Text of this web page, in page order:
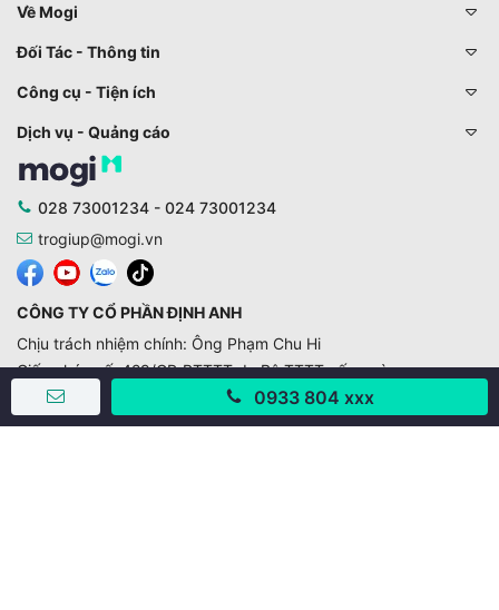
0933 804 xxx
Về Mogi
Đối Tác - Thông tin
Công cụ - Tiện ích
Dịch vụ - Quảng cáo
028 73001234 - 024 73001234
trogiup@mogi.vn
CÔNG TY CỔ PHẦN ĐỊNH ANH
Chịu trách nhiệm chính: Ông Phạm Chu Hi
Giấy phép số: 429/GP-BTTTT do Bộ TTTT cấp ngày
11/10/2019
Trụ sở chính: